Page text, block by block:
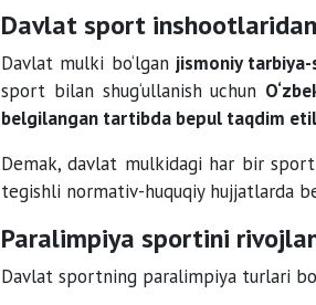
Davlat sport
Davlat mulki bo‘lgan jismoniy
sport bilan shug‘ullanish uchun
belgilangan tartibda bepul taqdim
Demak, davlat mulkidagi har bir
tegishli normativ-huquqiy hujjatlarda
Paralimpiya sportini
Davlat sportning paralimpiya turlari